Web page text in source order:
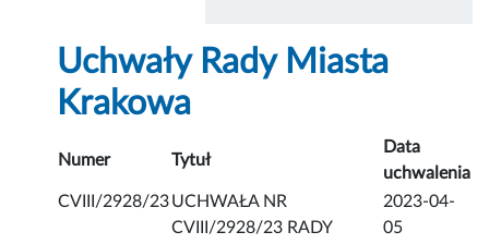
Uchwały Rady Miasta
Krakowa
Numer Tytuł
Data
uchwalenia
CVIII/2928/23UCHWAŁA NR
CVIII/2928/23 RADY
2023-04-
05